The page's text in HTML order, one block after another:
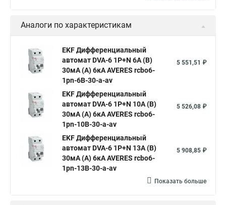
Аналоги по характеристикам
EKF Дифференциальный
автомат DVA-6 1P+N 6А (B)
30мА (A) 6кА AVERES rcbo6-
1pn-6B-30-a-av
5 551,51 ₽
EKF Дифференциальный
автомат DVA-6 1P+N 10А (B)
30мА (A) 6кА AVERES rcbo6-
1pn-10B-30-a-av
5 526,08 ₽
EKF Дифференциальный
автомат DVA-6 1P+N 13А (B)
30мА (A) 6кА AVERES rcbo6-
1pn-13B-30-a-av
5 908,85 ₽
Показать больше